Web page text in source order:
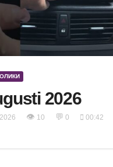
2026
👁 10 💬 0 00:42